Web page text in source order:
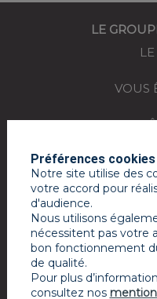
LE
VOUS
VOUS
MON
Préférences cookies
Notre site utilise des
votre accord pour
d'audience.
Nous utilisons
nécessitent pas votre
bon fonctionnement
de qualité.
Pour plus
consultez nos